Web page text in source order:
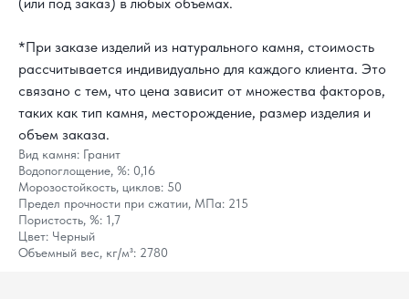
*При заказе изделий из натурального камня, стоимость
рассчитывается индивидуально для каждого клиента. Это
связано с тем, что цена зависит от множества факторов,
таких как тип камня, месторождение, размер изделия и
объем заказа.
Вид камня: Гранит
Водопоглощение, %: 0,16
Морозостойкость, циклов: 50
Предел прочности при сжатии, МПа: 215
Пористость, %: 1,7
Цвет: Черный
Объемный вес, кг/м³: 2780
КАК С НАМИ
info@topgranit-expert.ru
г. Москва, Одинцово,
ул. Западная, 17, стр.24
г. Сочи, пгт. «Сириус»,
Победы, д.65
г. Санкт-Петербург, Ярославский
проспект 66 корп. 1